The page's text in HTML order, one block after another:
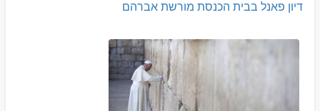
דיון פאנל בבית הכנסת מורשת אברהם